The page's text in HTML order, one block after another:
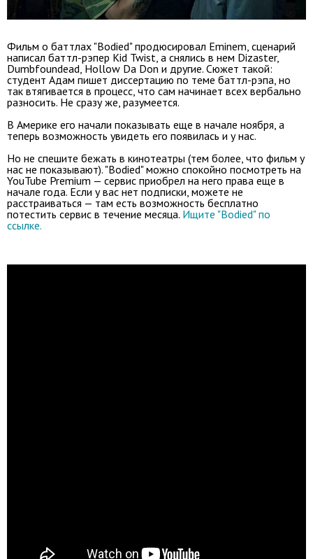
Фильм о баттлах "Bodied" продюсировал Eminem, сценарий
написал баттл-рэпер Kid Twist, а снялись в нем Dizaster,
Dumbfoundead, Hollow Da Don и другие. Сюжет такой:
студент Адам пишет диссертацию по теме баттл-рэпа, но
так втягивается в процесс, что сам начинает всех вербально
разносить. Не сразу же, разумеется.
В Америке его начали показывать еще в начале ноября, а
теперь возможность увидеть его появилась и у нас.
Но не спешите бежать в кинотеатры (тем более, что фильм у
нас не показывают). "Bodied" можно спокойно посмотреть на
YouTube Premium — сервис приобрел на него права еще в
начале года. Если у вас нет подписки, можете не
расстраиваться — там есть возможность бесплатно
потестить сервис в течение месяца. Ищите "Bodied" по
ссылке.